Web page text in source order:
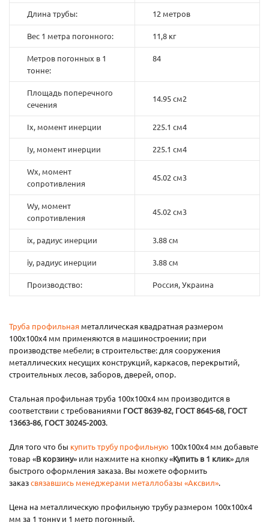
Длина трубы: 12 метров
Вес 1 метра погонного: 11,8 кг
Метров погонных в 1
тонне:
84
Площадь поперечного
сечения
14.95 см2
Ix, момент инерции 225.1 см4
Iy, момент инерции 225.1 см4
Wx, момент
сопротивления
45.02 см3
Wy, момент
сопротивления
45.02 см3
ix, радиус инерции 3.88 см
iy, радиус инерции 3.88 см
Производство: Россия, Украина
Труба профильная металлическая квадратная размером
100х100х4 мм применяются в машиностроении; при
производстве мебели; в строительстве: для сооружения
металлических несущих конструкций, каркасов, перекрытий,
строительных лесов, заборов, дверей, опор.
Стальная профильная труба 100х100х4 мм производится в
соответствии с требованиями ГОСТ 8639-82, ГОСТ 8645-68, ГОСТ
13663-86, ГОСТ 30245-2003.
Для того что бы купить трубу профильную 100х100х4 мм добавьте
товар «В корзину» или нажмите на кнопку «Купить в 1 клик» для
быстрого оформления заказа. Вы можете оформить
заказсвязавшись менеджерами металлобазы «Аксвил».
Цена на металлическую профильную трубу размером 100х100х4
мм за 1 тонну и 1 метр погонный.